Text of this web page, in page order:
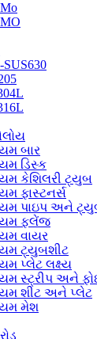
SUS630
બાર
ડિસ્ક
કેશિલરી ટ્યુબ
ફાસ્ટનર્સ
પાઇપ અને
ફ્લેંજ
વાયર
ટ્યુબશીટ
પ્લેટ લક્ષ્ય
સ્ટ્રીપ અને
શીટ અને પ્લેટ
મેશ